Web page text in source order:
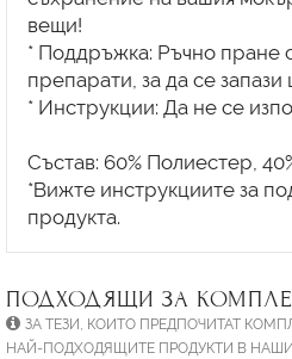
вещи!
* Поддръжка: Ръчно пране
препарати, за да се запази
* Инструкции: Да не се
Състав: 60% Полиестер,
*Вижте инструкциите за
продукта.
ПОДХОДЯЩИ ЗА
ЗА ТЕЗИ, КОИТО ПРЕДПОЧИТАТ
НАЙ-ПОДХОДЯЩИТЕ ПРОДУКТИ В